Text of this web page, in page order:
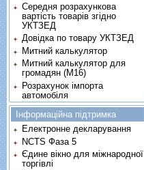
Середня розрахункова
вартість товарів згідно
УКТЗЕД
Довідка по товару УКТЗЕД
Митний калькулятор
Митний калькулятор для
громадян (М16)
Розрахунок імпорта
автомобіля
Інформаційна підтримка
Електронне декларування
NCTS Фаза 5
Єдине вікно для міжнародної
торгівлі